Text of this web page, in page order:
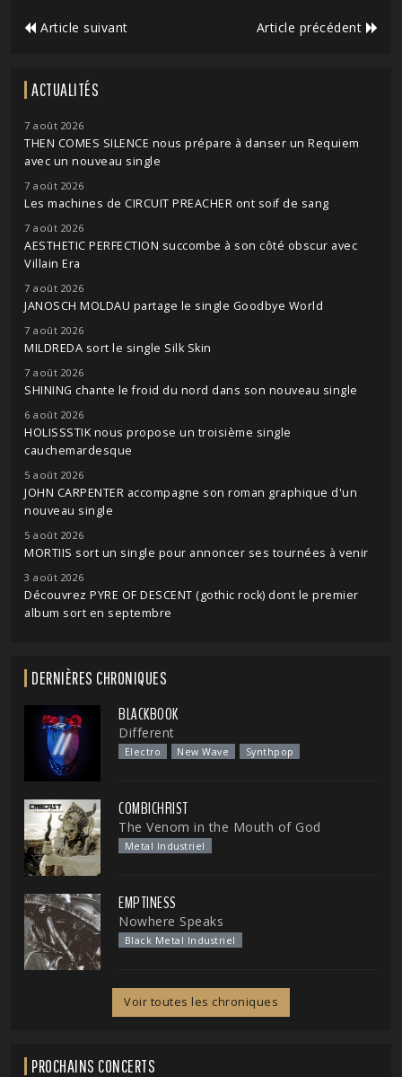
Article suivant Article précédent
ACTUALITÉS
7 août 2026
THEN COMES SILENCE nous prépare à danser un Requiem
avec un nouveau single
7 août 2026
Les machines de CIRCUIT PREACHER ont soif de sang
7 août 2026
AESTHETIC PERFECTION succombe à son côté obscur avec
Villain Era
7 août 2026
JANOSCH MOLDAU partage le single Goodbye World
7 août 2026
MILDREDA sort le single Silk Skin
7 août 2026
SHINING chante le froid du nord dans son nouveau single
6 août 2026
HOLISSSTIK nous propose un troisième single
cauchemardesque
5 août 2026
JOHN CARPENTER accompagne son roman graphique d'un
nouveau single
5 août 2026
MORTIIS sort un single pour annoncer ses tournées à venir
3 août 2026
Découvrez PYRE OF DESCENT (gothic rock) dont le premier
album sort en septembre
DERNIÈRES CHRONIQUES
BLACKBOOK
Different
Electro New Wave Synthpop
COMBICHRIST
The Venom in the Mouth of God
Metal Industriel
EMPTINESS
Nowhere Speaks
Black Metal Industriel
Voir toutes les chroniques
PROCHAINS CONCERTS